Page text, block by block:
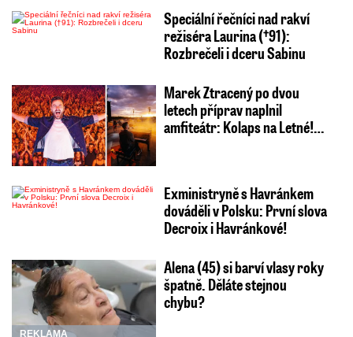
Speciální řečníci nad rakví
režiséra Laurina (†91):
Rozbrečeli i dceru Sabinu
Marek Ztracený po dvou
letech příprav naplnil
amfiteátr: Kolaps na Letné!…
Exministryně s Havránkem
dováděli v Polsku: První slova
Decroix i Havránkové!
REKLAMA
Alena (45) si barví vlasy roky
špatně. Děláte stejnou
chybu?